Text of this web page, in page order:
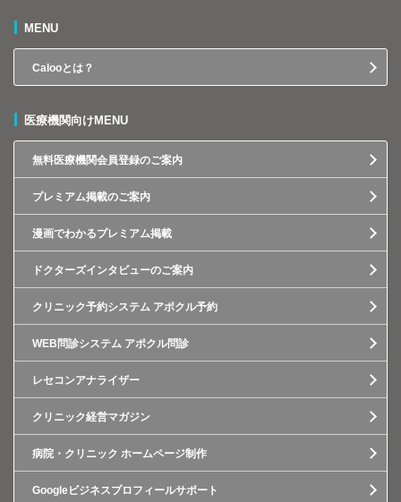
MENU
Calooとは？
医療機関向けMENU
無料医療機関会員登録のご案内
プレミアム掲載のご案内
漫画でわかるプレミアム掲載
ドクターズインタビューのご案内
クリニック予約システム アポクル予約
WEB問診システム アポクル問診
レセコンアナライザー
クリニック経営マガジン
病院・クリニック ホームページ制作
Googleビジネスプロフィールサポート